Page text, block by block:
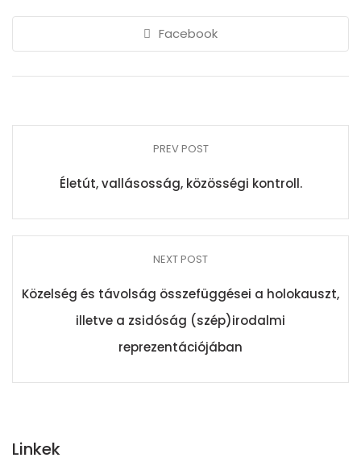
Facebook
PREV POST
Életút, vallásosság, közösségi kontroll.
NEXT POST
Közelség és távolság összefüggései a holokauszt,
illetve a zsidóság (szép)irodalmi
reprezentációjában
Linkek